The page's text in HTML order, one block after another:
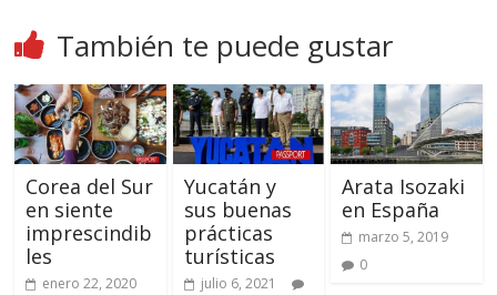
También te puede gustar
Corea del Sur
en siente
imprescindib
les
enero 22, 2020
Yucatán y
sus buenas
prácticas
turísticas
julio 6, 2021
Arata Isozaki
en España
marzo 5, 2019
0